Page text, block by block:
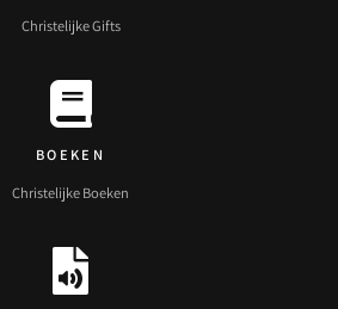
Christelijke Gifts
BOEKEN
Christelijke Boeken